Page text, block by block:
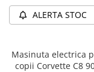
ALERTA STOC
Masinuta electrica
copii Corvette C8